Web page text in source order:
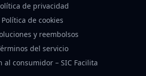
de privacidad
Política de cookies
y reembolsos
del servicio
al consumidor – SIC Facilita